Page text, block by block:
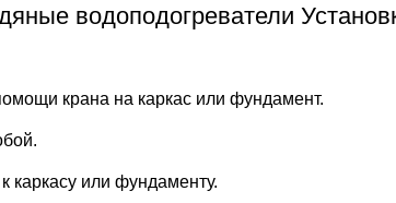
водоподогреватели
крана на каркас или фундамент.
каркасу или фундаменту.